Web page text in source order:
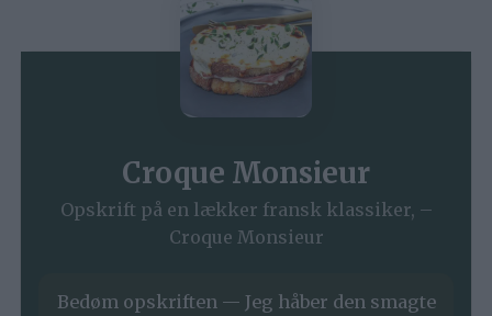
Croque Monsieur
Opskrift på en lækker fransk klassiker, –
Croque Monsieur
Bedøm opskriften — Jeg håber den smagte